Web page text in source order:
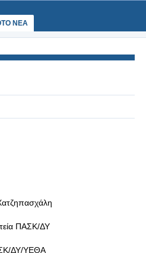
NEA
ΠΑΣΚ/ΔΥ
ΔΥ/ΥΕΘΑ